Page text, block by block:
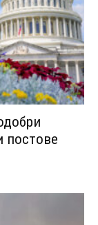
постове